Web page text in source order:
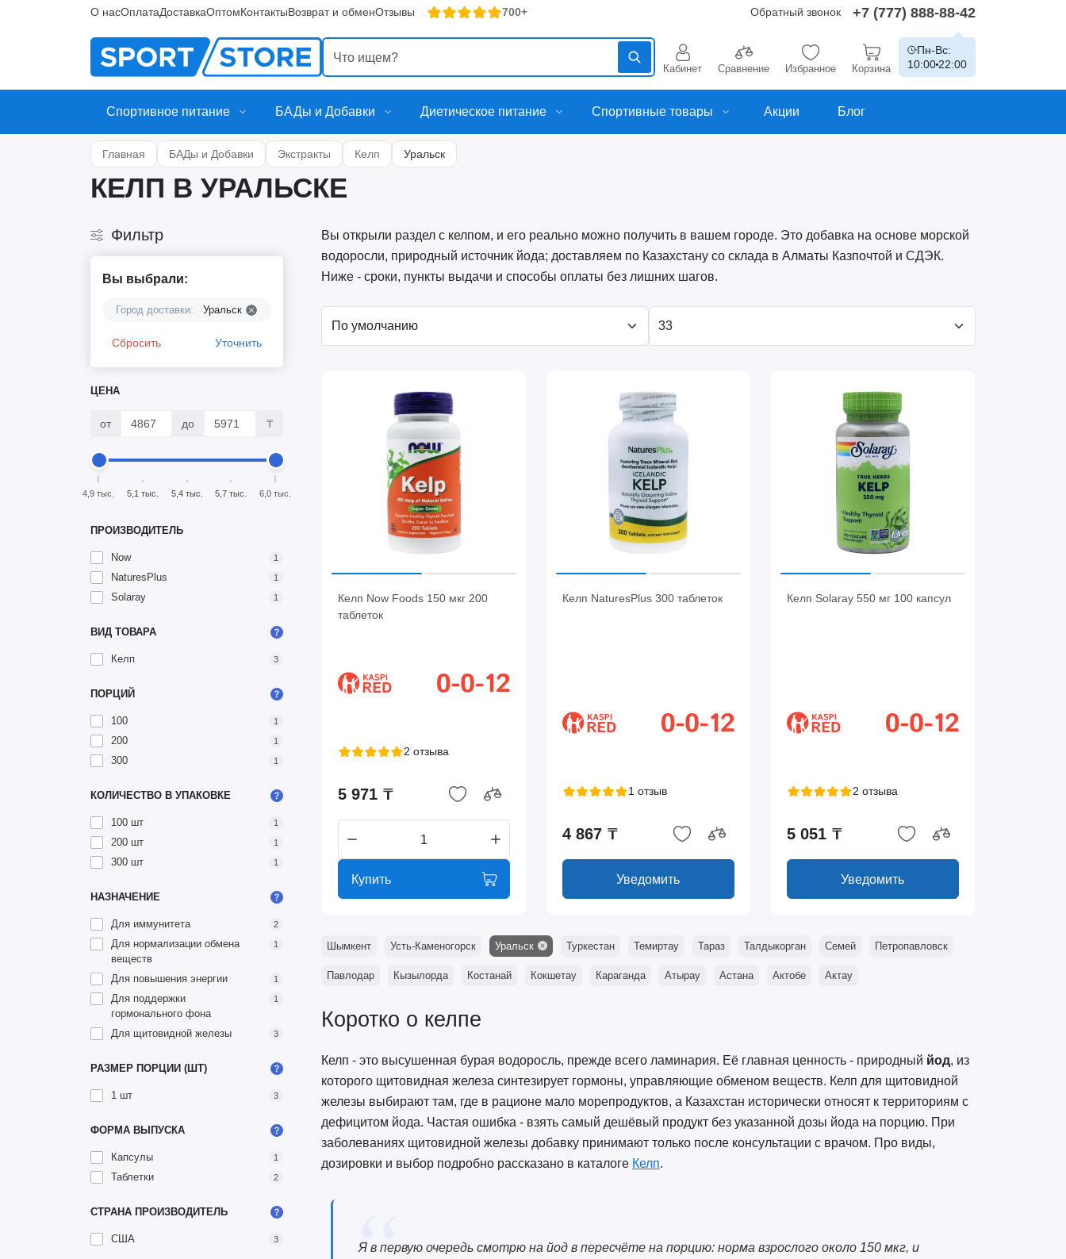
О насОплатаДоставкаОптомКонтактыВозврат и обменОтзывы 700+ Обратный звонок +7 (777) 888-88-42
Кабинет Сравнение Избранное Корзина
Пн-Вс:
10:00 22:00
Спортивное питание БАДы и Добавки Диетическое питание Спортивные товары Акции Блог
Главная БАДы и Добавки Экстракты Келп Уральск
КЕЛП В УРАЛЬСКЕ
Фильтр
Вы выбрали:
Город доставки: Уральск
Сбросить Уточнить
ЦЕНА
от до ₸
4,9 тыс. 5,1 тыс. 5,4 тыс. 5,7 тыс. 6,0 тыс.
ПРОИЗВОДИТЕЛЬ
Now 1
NaturesPlus 1
Solaray 1
ВИД ТОВАРА
Келп 3
ПОРЦИЙ
100 1
200 1
300 1
КОЛИЧЕСТВО В УПАКОВКЕ
100 шт 1
200 шт 1
300 шт 1
НАЗНАЧЕНИЕ
Для иммунитета 2
Для нормализации обмена
веществ
1
Для повышения энергии 1
Для поддержки
гормонального фона
1
Для щитовидной железы 3
РАЗМЕР ПОРЦИИ (ШТ)
1 шт 3
ФОРМА ВЫПУСКА
Капсулы 1
Таблетки 2
СТРАНА ПРОИЗВОДИТЕЛЬ
США 3
Вы открыли раздел с келпом, и его реально можно получить в вашем городе. Это добавка на основе морской
водоросли, природный источник йода; доставляем по Казахстану со склада в Алматы Казпочтой и СДЭК.
Ниже - сроки, пункты выдачи и способы оплаты без лишних шагов.
Келп Now Foods 150 мкг 200
таблеток
2 отзыва
5 971 ₸
Купить
Келп NaturesPlus 300 таблеток
1 отзыв
4 867 ₸
Уведомить
Келп Solaray 550 мг 100 капсул
2 отзыва
5 051 ₸
Уведомить
Шымкент Усть-Каменогорск Уральск Туркестан Темиртау Тараз Талдыкорган Семей Петропавловск
Павлодар Кызылорда Костанай Кокшетау Караганда Атырау Астана Актобе Актау
Коротко о келпе
Келп - это высушенная бурая водоросль, прежде всего ламинария. Её главная ценность - природный йод, из
которого щитовидная железа синтезирует гормоны, управляющие обменом веществ. Келп для щитовидной
железы выбирают там, где в рационе мало морепродуктов, а Казахстан исторически относят к территориям с
дефицитом йода. Частая ошибка - взять самый дешёвый продукт без указанной дозы йода на порцию. При
заболеваниях щитовидной железы добавку принимают только после консультации с врачом. Про виды,
дозировки и выбор подробно рассказано в каталоге Келп.
Я в первую очередь смотрю на йод в пересчёте на порцию: норма взрослого около 150 мкг, и